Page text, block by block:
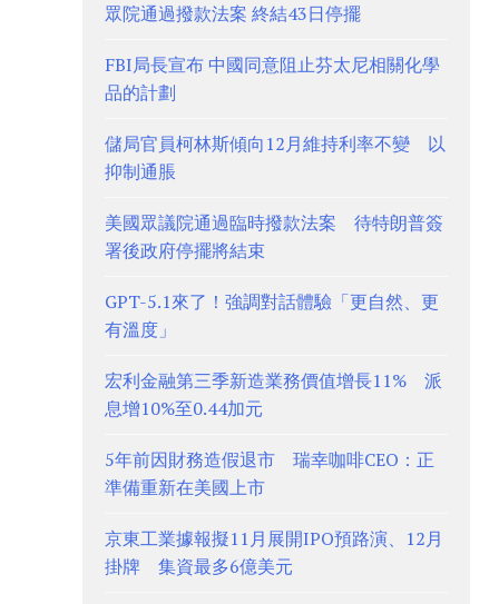
眾院通過撥款法案 終結43日停擺
FBI局長宣布 中國同意阻止芬太尼相關化學
品的計劃
儲局官員柯林斯傾向12月維持利率不變 以
抑制通脹
美國眾議院通過臨時撥款法案 待特朗普簽
署後政府停擺將結束
GPT-5.1來了！強調對話體驗「更自然、更
有溫度」
宏利金融第三季新造業務價值增長11% 派
息增10%至0.44加元
5年前因財務造假退市 瑞幸咖啡CEO：正
準備重新在美國上市
京東工業據報擬11月展開IPO預路演、12月
掛牌 集資最多6億美元